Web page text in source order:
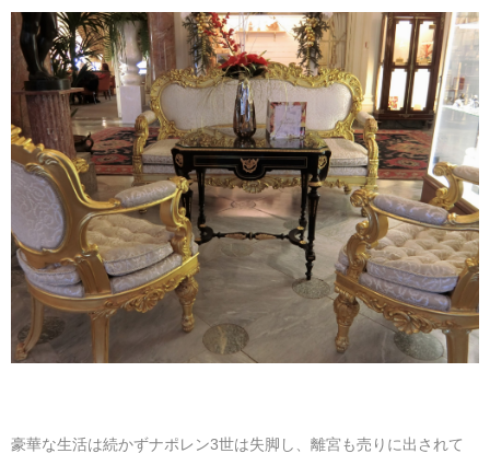
豪華な生活は続かずナポレン3世は失脚し、離宮も売りに出されて